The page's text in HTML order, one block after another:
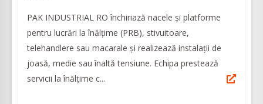
PAK INDUSTRIAL RO închiriază nacele și platforme
pentru lucrări la înălțime (PRB), stivuitoare,
telehandlere sau macarale și realizează instalații de
joasă, medie sau înaltă tensiune. Echipa prestează
servicii la înălțime c...